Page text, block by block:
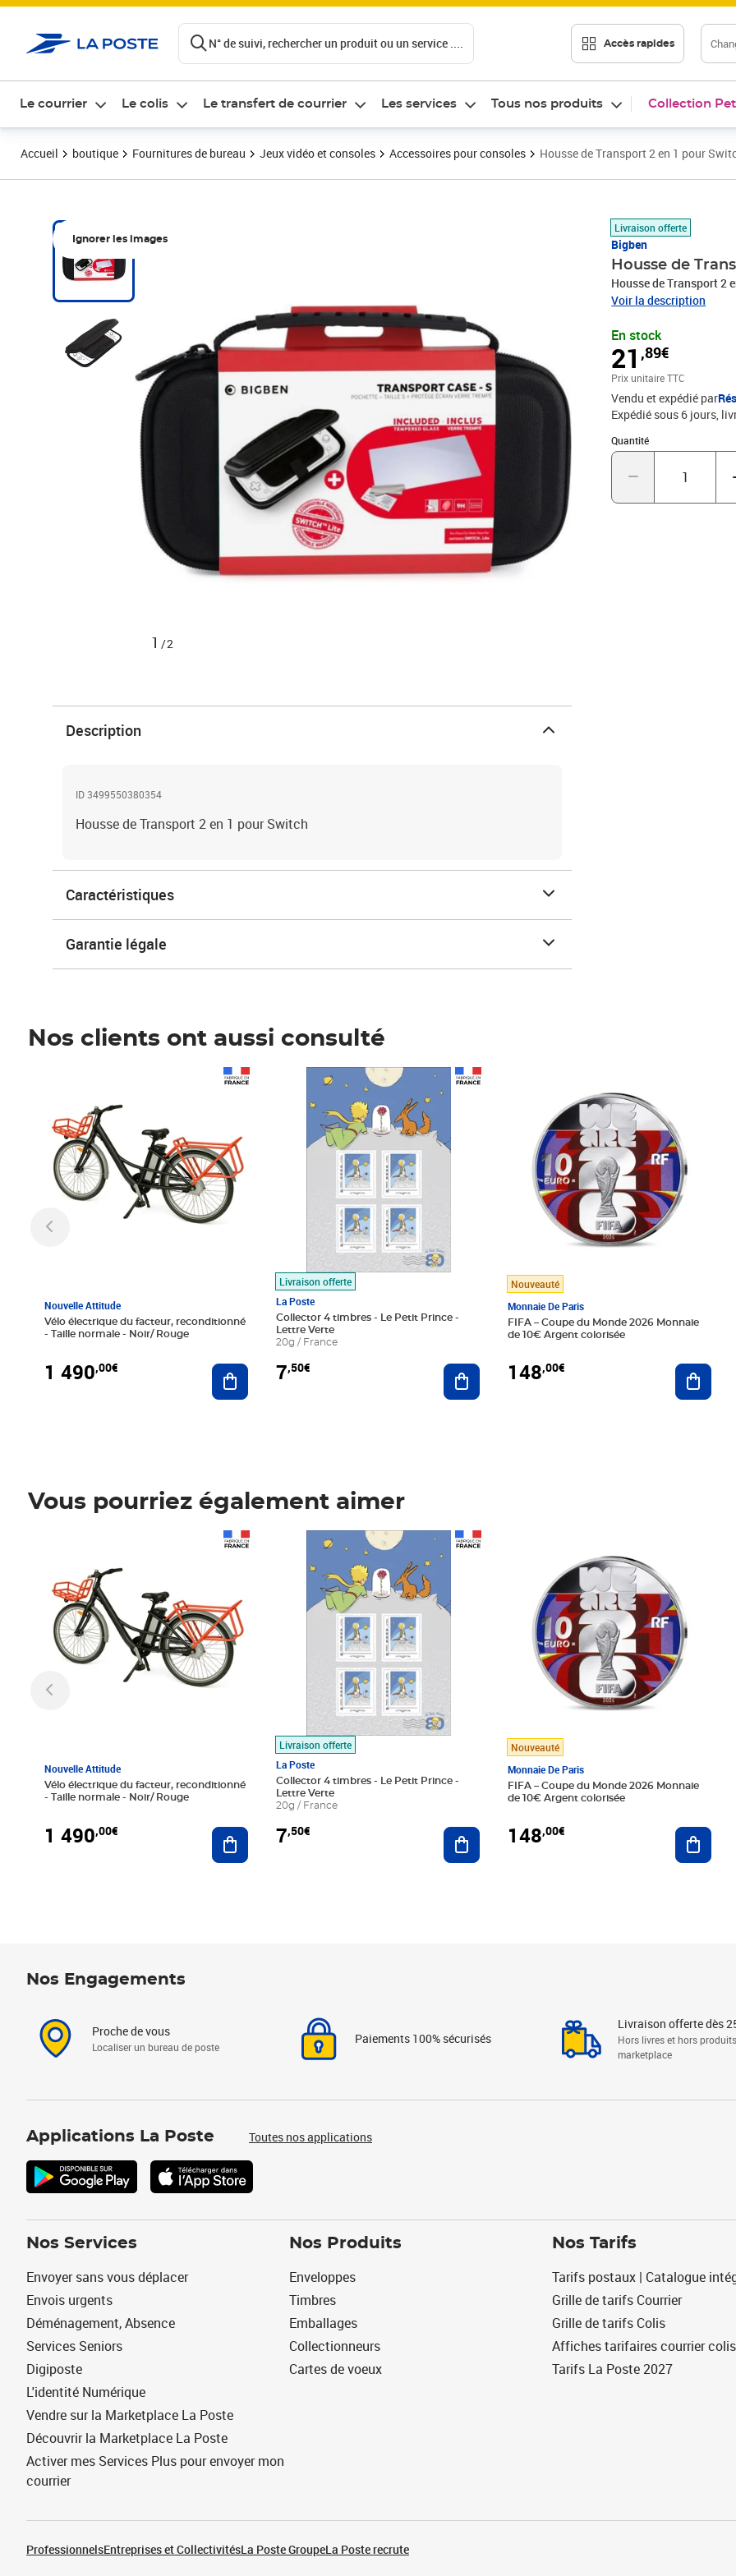
N° de suivi, rechercher un produit ou un service .... Accès rapides
Le courrier Le colis Le transfert de courrier Les services Tous nos produits Collection
Accueil boutique Fournitures de bureau Jeux vidéo et consoles Accessoires pour consoles Housse de Transport 2 en 1 pour
Ignorer les images
1 /2
Livraison offerte
Bigben
Housse de
Housse de Transport 2
Voir la description
En stock
21,89€
Prix 21,89€
Prix unitaire TTC
Vendu et expédié par
Expédié sous 6 jours
Quantité
Quantité : 1
Description
ID 3499550380354
Housse de Transport 2 en 1 pour Switch
Caractéristiques
Garantie légale
Nos clients ont aussi consulté
Nouvelle Attitude
Vélo électrique du facteur, reconditionné
- Taille normale - Noir/ Rouge
1 490,00€ Ajouter au panier
Livraison offerte
La Poste
Collector 4 timbres - Le Petit Prince -
Lettre Verte
20g / France
7,50€
Prix 7,50€
Ajouter au panier
Nouveauté
Monnaie De Paris
FIFA – Coupe du Monde 2026 Monnaie
de 10€ Argent colorisée
148,00€
Vous pourriez également aimer
Nouvelle Attitude
Vélo électrique du facteur, reconditionné
- Taille normale - Noir/ Rouge
1 490,00€ Ajouter au panier
Livraison offerte
La Poste
Collector 4 timbres - Le Petit Prince -
Lettre Verte
20g / France
7,50€
Prix 7,50€
Ajouter au panier
Nouveauté
Monnaie De Paris
FIFA – Coupe du Monde 2026 Monnaie
de 10€ Argent colorisée
148,00€
Nos Engagements
Proche de vous
Localiser un bureau de poste
Paiements 100% sécurisés
Livraison offerte dès
Hors livres et hors produits
marketplace
Applications La Poste Toutes nos applications
Nos Services
Envoyer sans vous déplacer
Envois urgents
Déménagement, Absence
Services Seniors
Digiposte
L'identité Numérique
Vendre sur la Marketplace La Poste
Découvrir la Marketplace La Poste
Activer mes Services Plus pour envoyer mon
courrier
Nos Produits
Enveloppes
Timbres
Emballages
Collectionneurs
Cartes de voeux
Nos Tarifs
Tarifs postaux | Catalogue
Grille de tarifs Courrier
Grille de tarifs Colis
Affiches tarifaires courrier colis
Tarifs La Poste 2027
ProfessionnelsEntreprises et CollectivitésLa Poste GroupeLa Poste recrute